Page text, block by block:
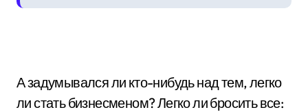
А задумывался ли кто-нибудь над тем, легко
ли стать бизнесменом? Легко ли бросить все: